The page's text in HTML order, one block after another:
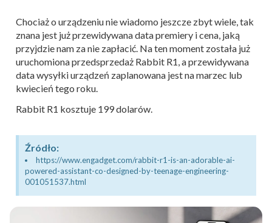
Chociaż o urządzeniu nie wiadomo jeszcze zbyt wiele, tak
znana jest już przewidywana data premiery i cena, jaką
przyjdzie nam za nie zapłacić. Na ten moment została już
uruchomiona przedsprzedaż Rabbit R1, a przewidywana
data wysyłki urządzeń zaplanowana jest na marzec lub
kwiecień tego roku.
Rabbit R1 kosztuje 199 dolarów.
Źródło:
https://www.engadget.com/rabbit-r1-is-an-adorable-ai-
powered-assistant-co-designed-by-teenage-engineering-
001051537.html